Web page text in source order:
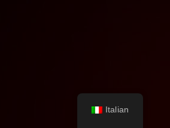
Italian